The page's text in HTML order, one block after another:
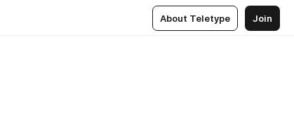
About Teletype Join